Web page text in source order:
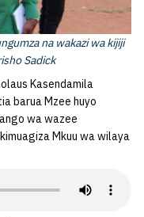
na wakazi wa kijiji
Sadick
Kasendamila
barua Mzee huyo
wa wazee
Mkuu wa wilaya